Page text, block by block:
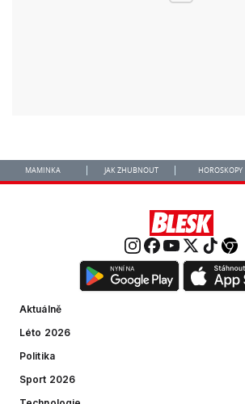
MAMINKA JAK ZHUBNOUT HOROSKOPY
Aktuálně
Léto 2026
Politika
Sport 2026